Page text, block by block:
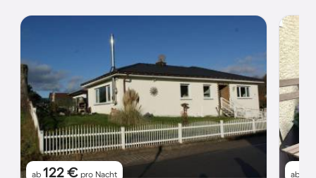
ab 122 € pro Nacht ab